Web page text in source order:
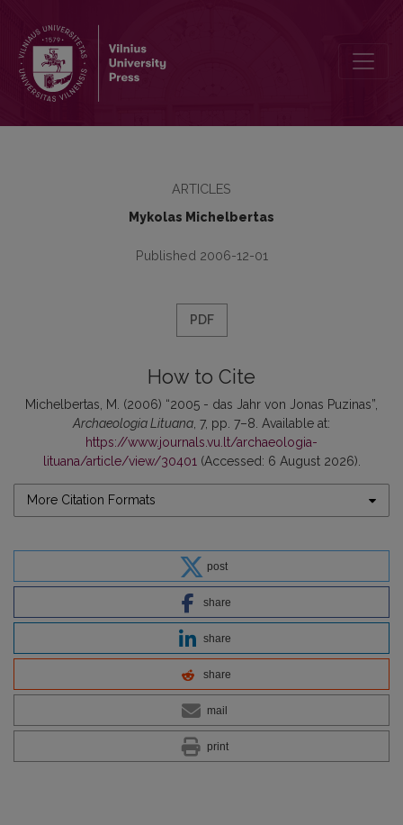
ARTICLES
Mykolas Michelbertas
Published 2006-12-01
PDF
How to Cite
Michelbertas, M. (2006) “2005 - das Jahr von Jonas Puzinas”,
Archaeologia Lituana , 7, pp. 7–8. Available at:
https://www.journals.vu.lt/archaeologia-
lituana/article/view/30401 (Accessed: 6 August 2026).
More Citation Formats
post
share
share
share
mail
print